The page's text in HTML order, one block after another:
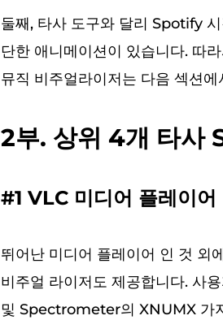
둘째, 타사 도구와 달리 Spotify
단한 애니메이션이 있습니다. 따
뮤직 비주얼라이저는 다음 섹션
2부. 상위 4개 타사
#1 VLC 미디어 플레이어
뛰어난 미디어 플레이어 인 것 외
비주얼 라이저도 제공합니다.
및 Spectrometer의 XNUMX 가